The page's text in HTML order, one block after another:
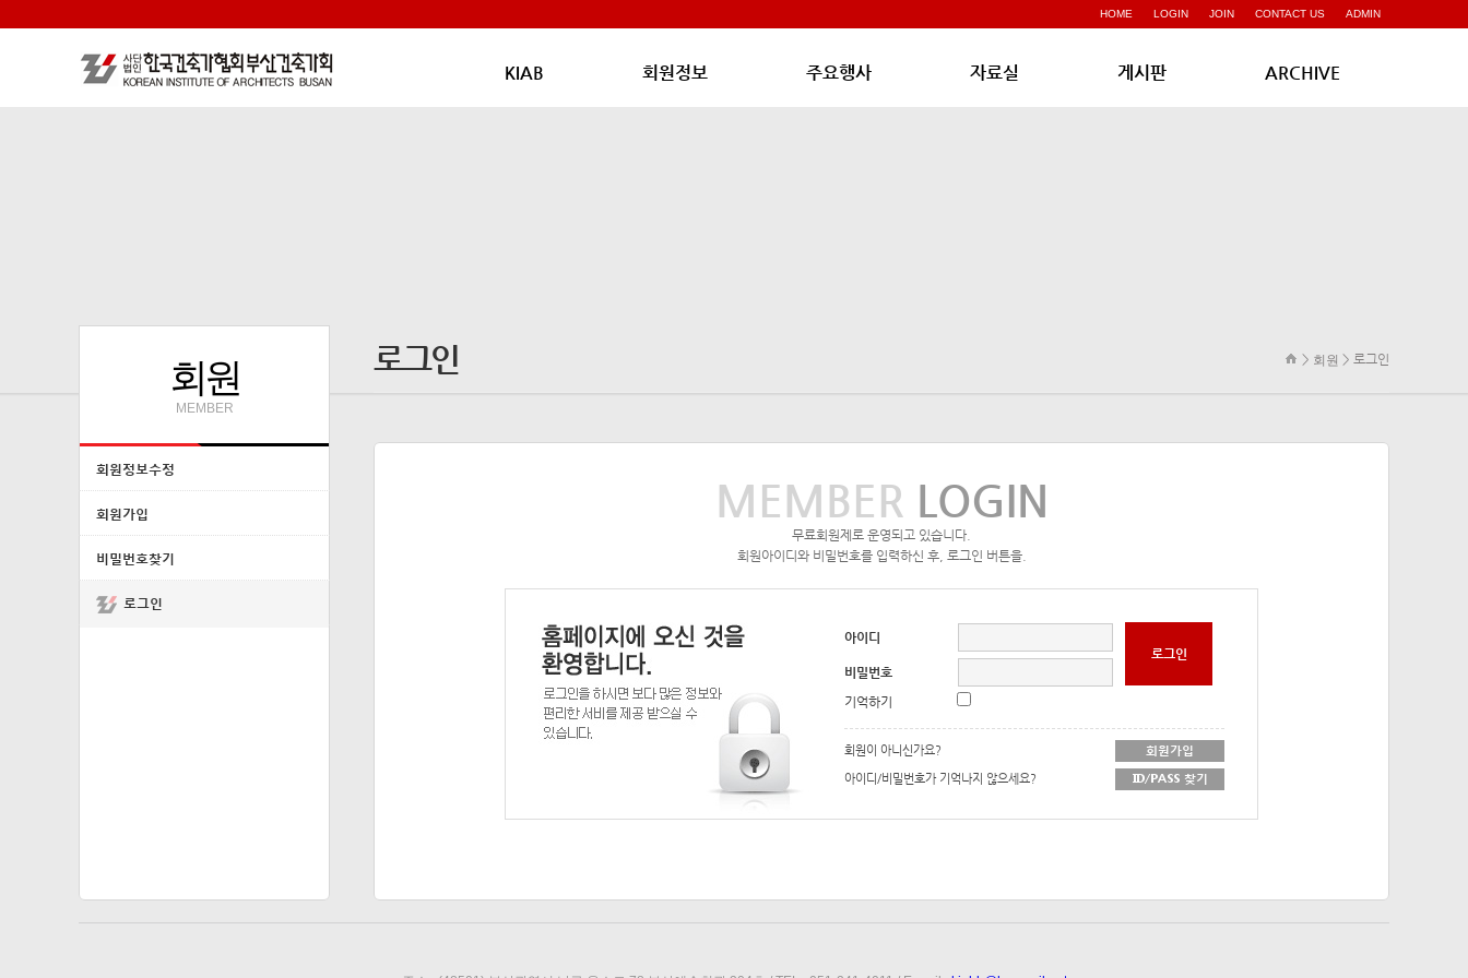
HOME LOGIN JOIN CONTACT US ADMIN
KIAB 회원정보 주요행사 자료실 게시판 ARCHIVE
회원
MEMBER
회원정보수정
회원가입
비밀번호찾기
로그인
> 회원 > 로그인
로그인
MEMBER LOGIN
무료회원제로 운영되고 있습니다.
회원아이디와 비밀번호를 입력하신 후, 로그인 버튼을.
아이디
비밀번호
기억하기
회원이 아니신가요?
회원가입
아이디/비밀번호가 기억나지 않으세요?
ID/PASS 찾기